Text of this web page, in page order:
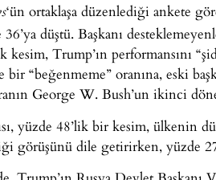
‘ün ortaklaşa düzenlediği ankete
düştü. Başkanı
kesim, Trump’ın performansını
“beğenmeme” oranına, eski
George W. Bush’un ikinci
yüzde 48’lik bir kesim, ülkenin
görüşünü dile getirirken, yüzde